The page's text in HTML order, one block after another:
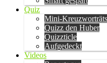
Quiz
Mini-
Quizz den Huber
Quizzticle
Aufgedeckt
Videos